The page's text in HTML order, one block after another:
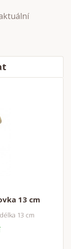
13 cm
13 cm